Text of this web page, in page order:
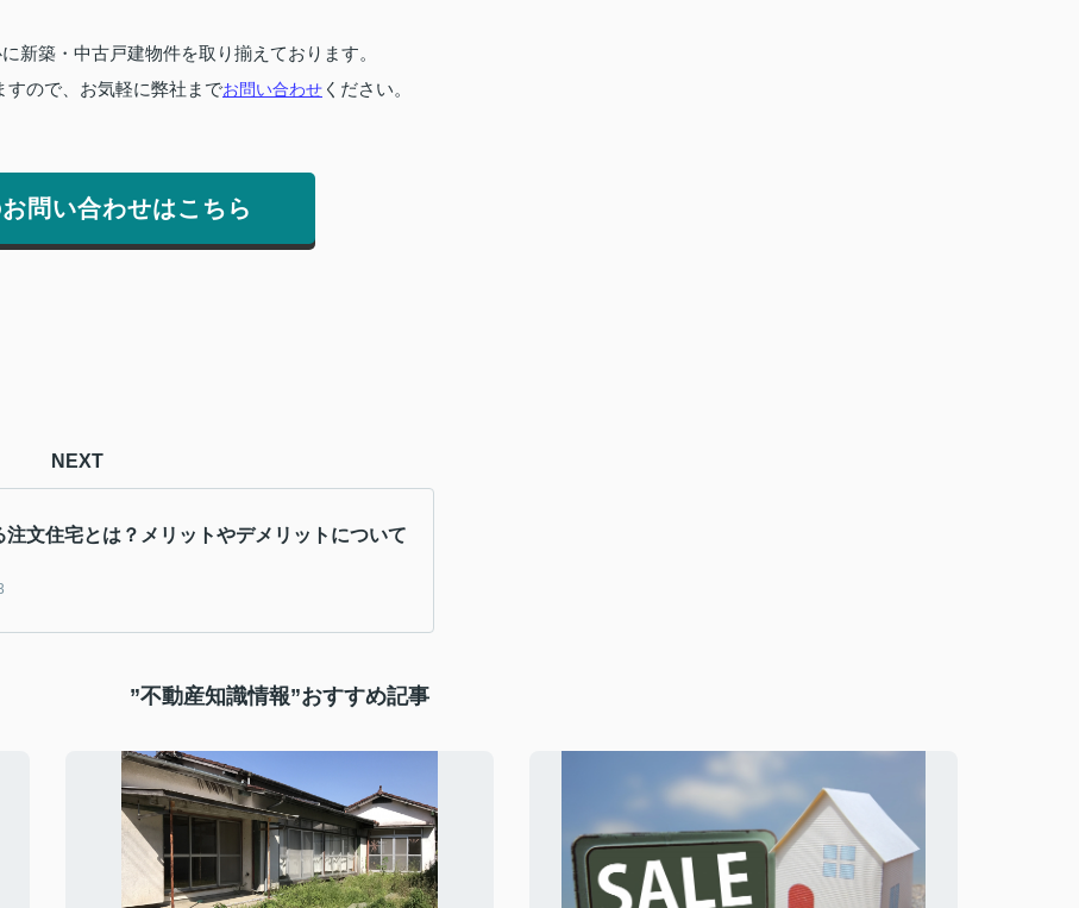
新築・中古戸建物件を取り揃えております。
すので、お気軽に弊社までお問い合わせ ください。
問い合わせはこちら
NEXT
注文住宅とは？メリットやデメリットについて
”不動産知識情報”おすすめ記事